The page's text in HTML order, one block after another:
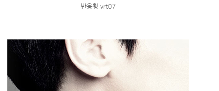
반응형 vrt07